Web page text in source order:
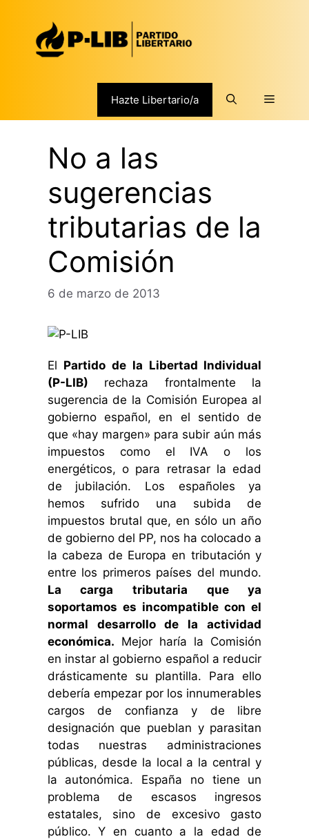
contenido
Hazte Libertario/a Menú
No a las
sugerencias
tributarias de la
Comisión
6 de marzo de 2013
El Partido de la Libertad Individual
(P-LIB) rechaza frontalmente la
sugerencia de la Comisión Europea al
gobierno español, en el sentido de
que «hay margen» para subir aún más
impuestos como el IVA o los
energéticos, o para retrasar la edad
de jubilación. Los españoles ya
hemos sufrido una subida de
impuestos brutal que, en sólo un año
de gobierno del PP, nos ha colocado a
la cabeza de Europa en tributación y
entre los primeros países del mundo.
La carga tributaria que ya
soportamos es incompatible con el
normal desarrollo de la actividad
económica. Mejor haría la Comisión
en instar al gobierno español a reducir
drásticamente su plantilla. Para ello
debería empezar por los innumerables
cargos de confianza y de libre
designación que pueblan y parasitan
todas nuestras administraciones
públicas, desde la local a la central y
la autonómica. España no tiene un
problema de escasos ingresos
estatales, sino de excesivo gasto
público. Y en cuanto a la edad de